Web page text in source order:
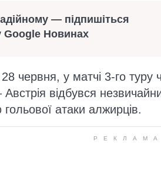
— підпишіться
Google Новинах
червня, у матчі 3-го туру
відбувся
атаки алжирців.